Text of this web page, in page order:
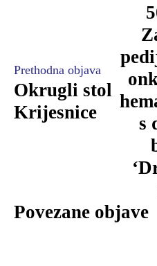
Prethodna objava
Okrugli stol
Krijesnice
s
Povezane objave